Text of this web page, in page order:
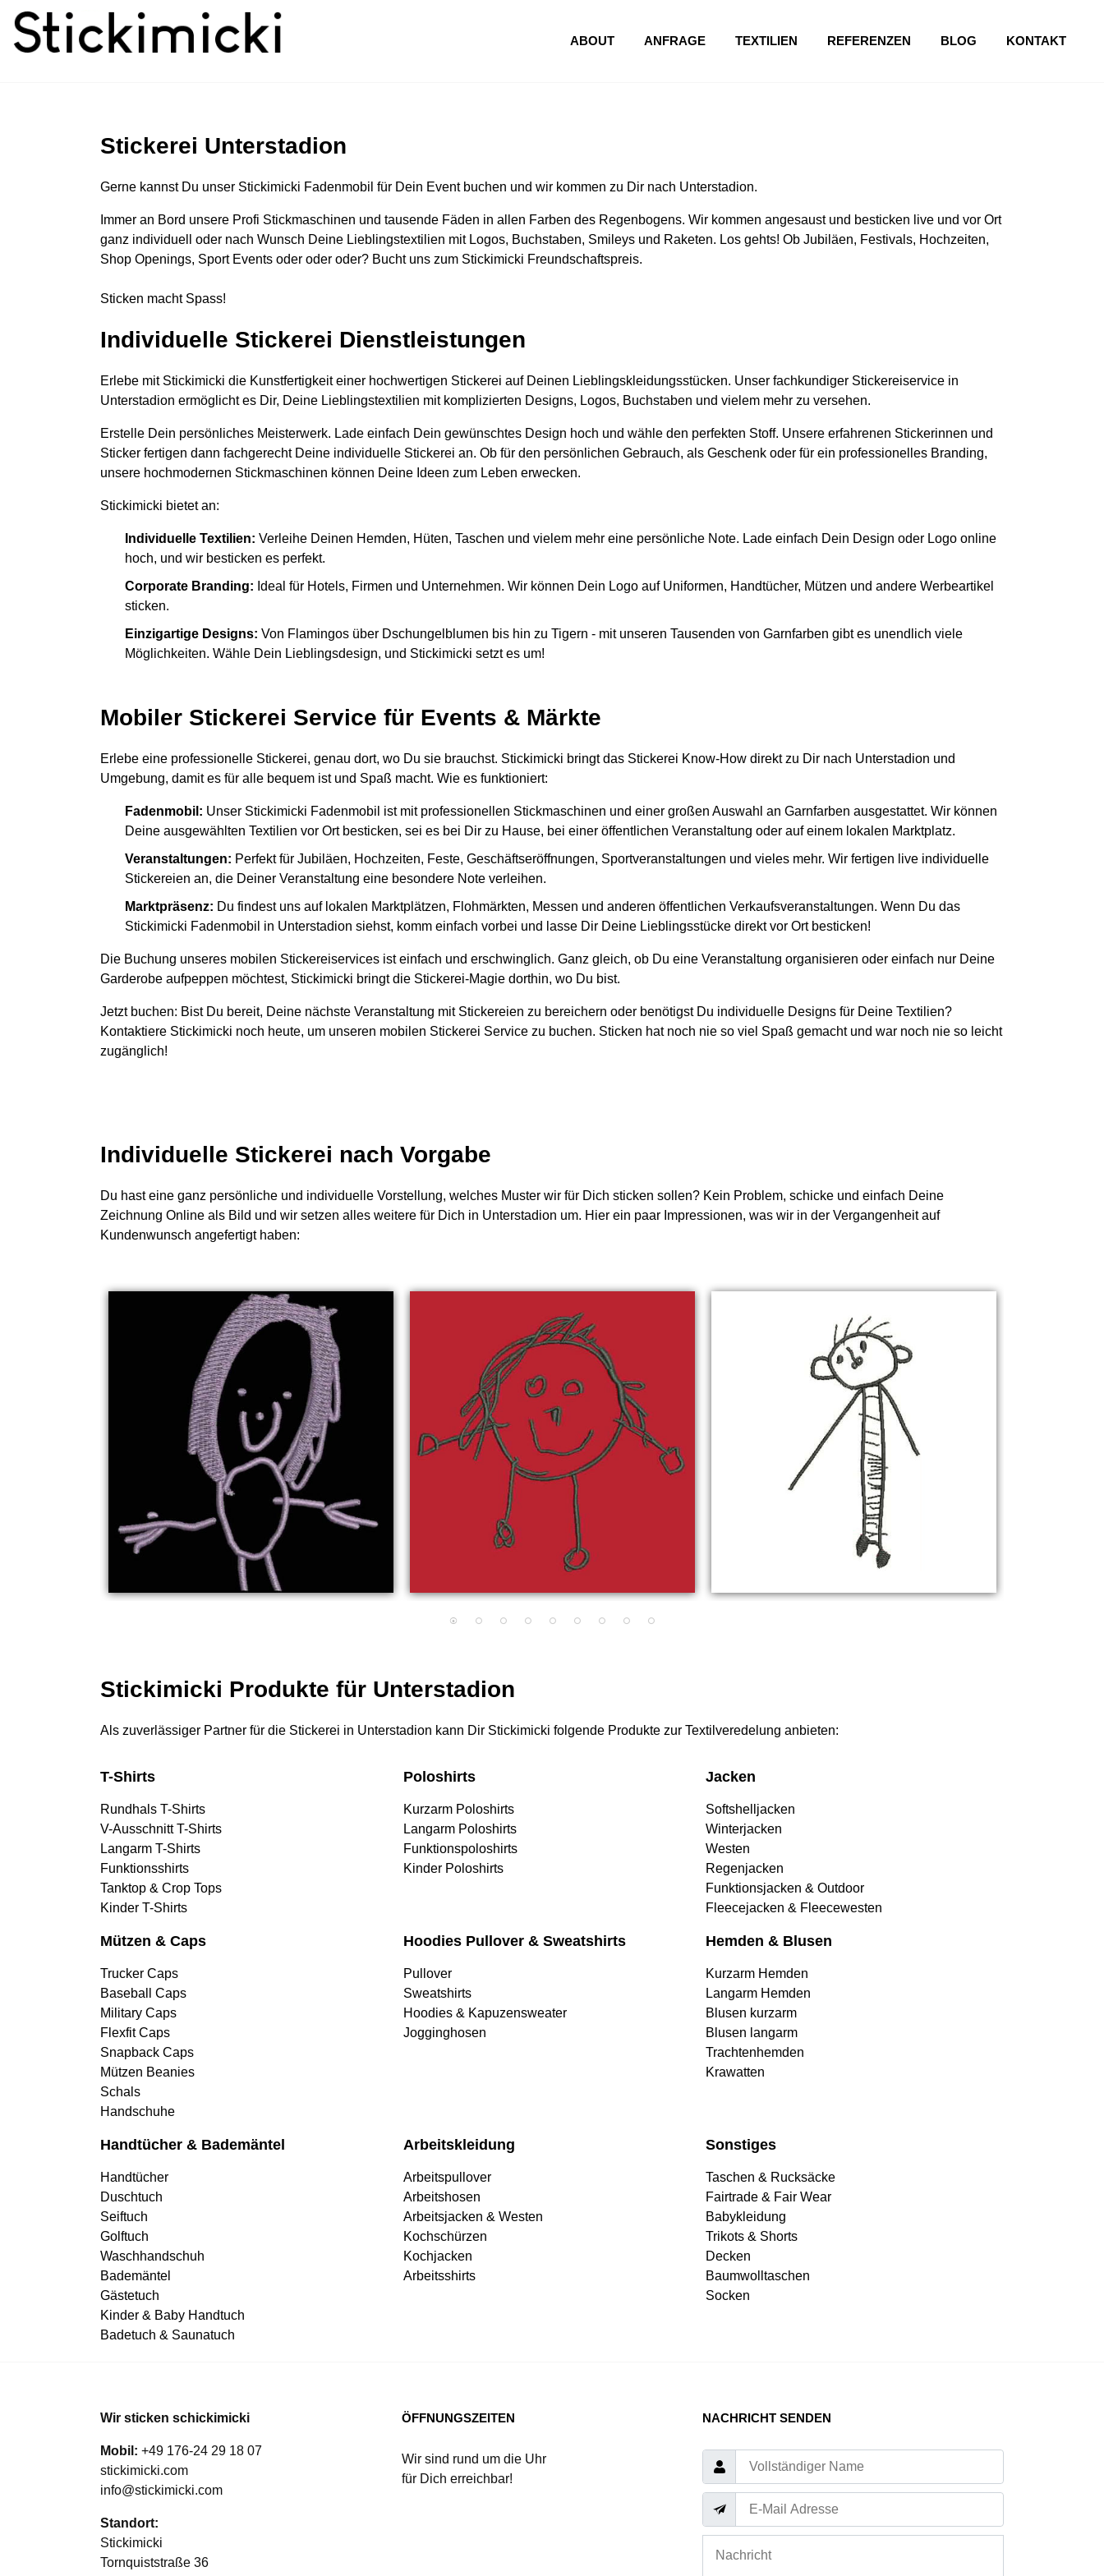
ABOUT ANFRAGE TEXTILIEN REFERENZEN BLOG KONTAKT
Stickerei Unterstadion
Gerne kannst Du unser Stickimicki Fadenmobil für Dein Event buchen und wir kommen zu Dir nach Unterstadion.
Immer an Bord unsere Profi Stickmaschinen und tausende Fäden in allen Farben des Regenbogens. Wir kommen angesaust und besticken live und vor Ort
ganz individuell oder nach Wunsch Deine Lieblingstextilien mit Logos, Buchstaben, Smileys und Raketen. Los gehts! Ob Jubiläen, Festivals, Hochzeiten,
Shop Openings, Sport Events oder oder oder? Bucht uns zum Stickimicki Freundschaftspreis.
Sticken macht Spass!
Individuelle Stickerei Dienstleistungen
Erlebe mit Stickimicki die Kunstfertigkeit einer hochwertigen Stickerei auf Deinen Lieblingskleidungsstücken. Unser fachkundiger Stickereiservice in
Unterstadion ermöglicht es Dir, Deine Lieblingstextilien mit komplizierten Designs, Logos, Buchstaben und vielem mehr zu versehen.
Erstelle Dein persönliches Meisterwerk. Lade einfach Dein gewünschtes Design hoch und wähle den perfekten Stoff. Unsere erfahrenen Stickerinnen und
Sticker fertigen dann fachgerecht Deine individuelle Stickerei an. Ob für den persönlichen Gebrauch, als Geschenk oder für ein professionelles Branding,
unsere hochmodernen Stickmaschinen können Deine Ideen zum Leben erwecken.
Stickimicki bietet an:
Individuelle Textilien: Verleihe Deinen Hemden, Hüten, Taschen und vielem mehr eine persönliche Note. Lade einfach Dein Design oder Logo online
hoch, und wir besticken es perfekt.
Corporate Branding: Ideal für Hotels, Firmen und Unternehmen. Wir können Dein Logo auf Uniformen, Handtücher, Mützen und andere Werbeartikel
sticken.
Einzigartige Designs: Von Flamingos über Dschungelblumen bis hin zu Tigern - mit unseren Tausenden von Garnfarben gibt es unendlich viele
Möglichkeiten. Wähle Dein Lieblingsdesign, und Stickimicki setzt es um!
Mobiler Stickerei Service für Events & Märkte
Erlebe eine professionelle Stickerei, genau dort, wo Du sie brauchst. Stickimicki bringt das Stickerei Know-How direkt zu Dir nach Unterstadion und
Umgebung, damit es für alle bequem ist und Spaß macht. Wie es funktioniert:
Fadenmobil: Unser Stickimicki Fadenmobil ist mit professionellen Stickmaschinen und einer großen Auswahl an Garnfarben ausgestattet. Wir können
Deine ausgewählten Textilien vor Ort besticken, sei es bei Dir zu Hause, bei einer öffentlichen Veranstaltung oder auf einem lokalen Marktplatz.
Veranstaltungen: Perfekt für Jubiläen, Hochzeiten, Feste, Geschäftseröffnungen, Sportveranstaltungen und vieles mehr. Wir fertigen live individuelle
Stickereien an, die Deiner Veranstaltung eine besondere Note verleihen.
Marktpräsenz: Du findest uns auf lokalen Marktplätzen, Flohmärkten, Messen und anderen öffentlichen Verkaufsveranstaltungen. Wenn Du das
Stickimicki Fadenmobil in Unterstadion siehst, komm einfach vorbei und lasse Dir Deine Lieblingsstücke direkt vor Ort besticken!
Die Buchung unseres mobilen Stickereiservices ist einfach und erschwinglich. Ganz gleich, ob Du eine Veranstaltung organisieren oder einfach nur Deine
Garderobe aufpeppen möchtest, Stickimicki bringt die Stickerei-Magie dorthin, wo Du bist.
Jetzt buchen: Bist Du bereit, Deine nächste Veranstaltung mit Stickereien zu bereichern oder benötigst Du individuelle Designs für Deine Textilien?
Kontaktiere Stickimicki noch heute, um unseren mobilen Stickerei Service zu buchen. Sticken hat noch nie so viel Spaß gemacht und war noch nie so leicht
zugänglich!
Individuelle Stickerei nach Vorgabe
Du hast eine ganz persönliche und individuelle Vorstellung, welches Muster wir für Dich sticken sollen? Kein Problem, schicke und einfach Deine
Zeichnung Online als Bild und wir setzen alles weitere für Dich in Unterstadion um. Hier ein paar Impressionen, was wir in der Vergangenheit auf
Kundenwunsch angefertigt haben:
Stickimicki Produkte für Unterstadion
Als zuverlässiger Partner für die Stickerei in Unterstadion kann Dir Stickimicki folgende Produkte zur Textilveredelung anbieten:
T-Shirts
Rundhals T-Shirts
V-Ausschnitt T-Shirts
Langarm T-Shirts
Funktionsshirts
Tanktop & Crop Tops
Kinder T-Shirts
Poloshirts
Kurzarm Poloshirts
Langarm Poloshirts
Funktionspoloshirts
Kinder Poloshirts
Jacken
Softshelljacken
Winterjacken
Westen
Regenjacken
Funktionsjacken & Outdoor
Fleecejacken & Fleecewesten
Mützen & Caps
Trucker Caps
Baseball Caps
Military Caps
Flexfit Caps
Snapback Caps
Mützen Beanies
Schals
Handschuhe
Hoodies Pullover & Sweatshirts
Pullover
Sweatshirts
Hoodies & Kapuzensweater
Jogginghosen
Hemden & Blusen
Kurzarm Hemden
Langarm Hemden
Blusen kurzarm
Blusen langarm
Trachtenhemden
Krawatten
Handtücher & Bademäntel
Handtücher
Duschtuch
Seiftuch
Golftuch
Waschhandschuh
Bademäntel
Gästetuch
Kinder & Baby Handtuch
Badetuch & Saunatuch
Arbeitskleidung
Arbeitspullover
Arbeitshosen
Arbeitsjacken & Westen
Kochschürzen
Kochjacken
Arbeitsshirts
Sonstiges
Taschen & Rucksäcke
Fairtrade & Fair Wear
Babykleidung
Trikots & Shorts
Decken
Baumwolltaschen
Socken
Wir sticken schickimicki
Mobil: +49 176-24 29 18 07
stickimicki.com
info@stickimicki.com
Standort:
Stickimicki
Tornquiststraße 36
ÖFFNUNGSZEITEN
Wir sind rund um die Uhr
für Dich erreichbar!
NACHRICHT SENDEN